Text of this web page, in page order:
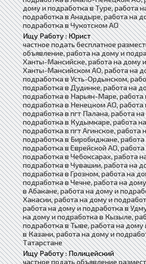
дому и подработка в Туре, работа
подработка в Анадыре, работа на
подработка в Чукотском АО
Ищу Работу : Юрист
частное подать бесплатное
объявление, работа на дому и
Ханты-Мансийске, работа на дому
Ханты-Мансийском АО, работа на
подработка в Усть-Ордынском,
подработка в Дудинке, работа на
подработка в Нарьян-Маре, работа
подработка в Ненецком АО, работа
подработка в пгт Палана, работа
подработка в Кудымкаре, работа
подработка в пгт Агинское, работа
подработка в Биробиджане,
подработка в Еврейской АО,
подработка в Чебоксарах, работа
подработка в Чувашии, работа на
подработка в Грозном, работа на
подработка в Чечне, работа на
в Абакане, работа на дому и
Хакасии, работа на дому и
работа на дому и подработка в
на дому и подработка в Кызыле,
подработка в Тыве, работа на дому
в Казани, работа на дому и
Татарстане
Ищу Работу : Полицейский
частное подать объявление